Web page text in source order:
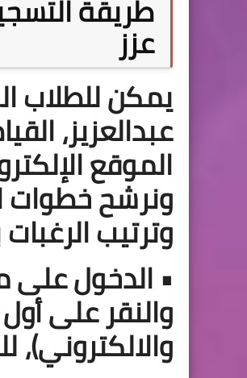
طريقة
عزز
يمكن للطلاب
عبدالعزيز،
الموقع
ونرشح خطوات
وترتيب
• الدخول على
والنقر على
والالكتروني)،